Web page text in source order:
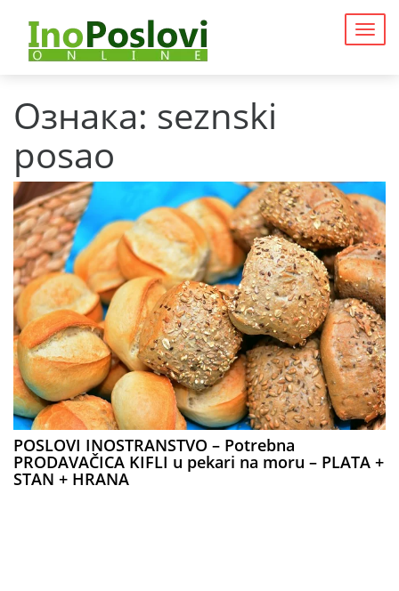
Ознака: seznski
posao
POSLOVI INOSTRANSTVO – Potrebna
PRODAVAČICA KIFLI u pekari na moru – PLATA +
STAN + HRANA